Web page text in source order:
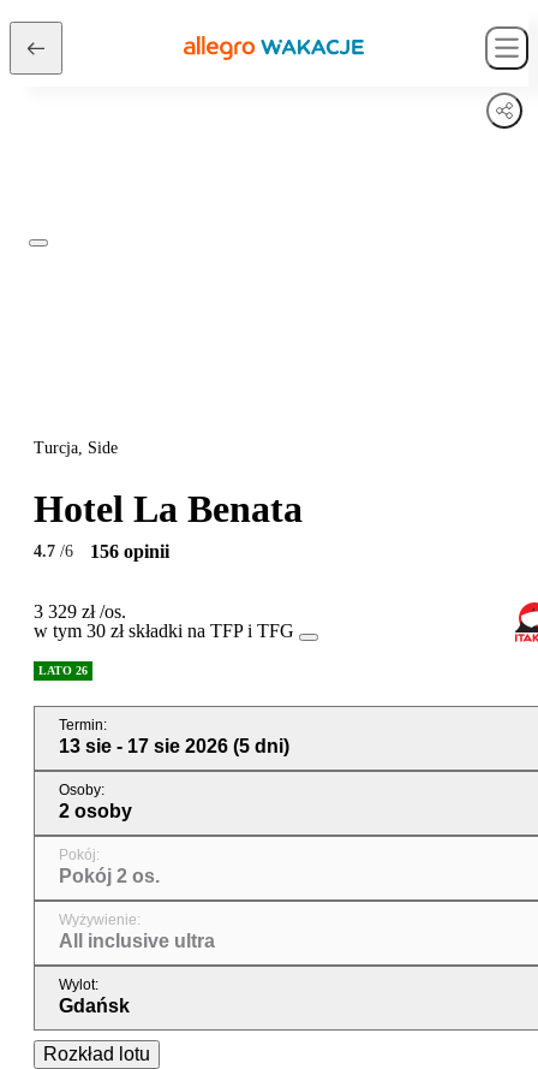
Turcja, Side
Hotel La Benata
4.7 /6 156 opinii
3 329 zł/os.
w tym 30 zł składki na TFP i TFG
LATO 26
Termin:
13 sie - 17 sie 2026 (5 dni)
Osoby:
2 osoby
Pokój:
Pokój 2 os.
Wyżywienie:
All inclusive ultra
Wylot:
Gdańsk
Rozkład lotu